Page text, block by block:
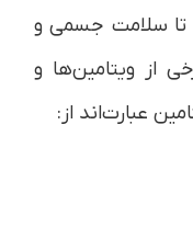
تا سلامت جسمی و
از ویتامین‌ها و
عبارت‌اند از: